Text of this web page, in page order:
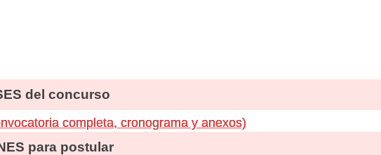
del concurso
completa, cronograma y anexos)
para postular